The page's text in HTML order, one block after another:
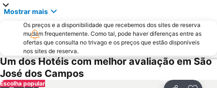
Mostrar mais
Os preços e a disponibilidade que recebemos dos sites de reserva
mudam frequentemente. Como tal, pode haver diferenças entre as
ofertas que consulta no trivago e os preços que estão disponíveis
nos sites de reserva.
Um dos Hotéis com melhor avaliação em São
José dos Campos
Escolha popular